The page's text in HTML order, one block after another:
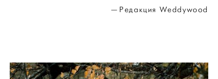
Редакция Weddywood